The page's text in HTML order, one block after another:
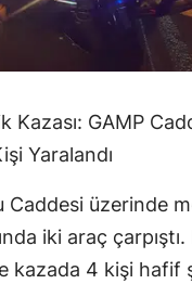
Kazası: GAMP
Yaralandı
Caddesi üzerinde
iki araç
kazada 4 kişi hafif